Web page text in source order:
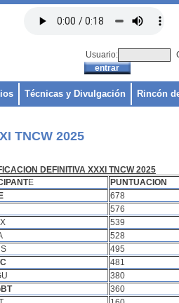
Usuario:
Técnicas y Divulgación Rincón
TNCW 2025
DEFINITIVA XXXI TNCW 2025
E
PUNTUACION
678
576
539
528
495
481
380
360